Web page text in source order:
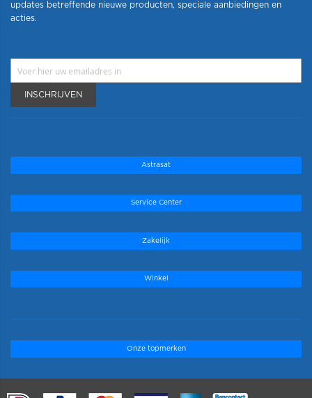
updates betreffende nieuwe producten, speciale aanbiedingen en
acties.
INSCHRIJVEN
Astrasat
Service Center
Zakelijk
Winkel
Onze topmerken
.